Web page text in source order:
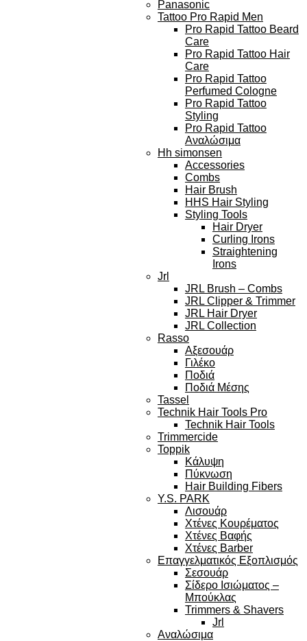
Panasonic
Tattoo Pro Rapid Men
Pro Rapid Tattoo Beard
Care
Pro Rapid Tattoo Hair
Care
Pro Rapid Tattoo
Perfumed Cologne
Pro Rapid Tattoo
Styling
Pro Rapid Tattoo
Αναλώσιμα
Hh simonsen
Accessories
Combs
Hair Brush
HHS Hair Styling
Styling Tools
Hair Dryer
Curling Irons
Straightening
Irons
Jrl
JRL Brush – Combs
JRL Clipper & Trimmer
JRL Hair Dryer
JRL Collection
Rasso
Αξεσουάρ
Γιλέκο
Ποδιά
Ποδιά Μέσης
Tassel
Technik Hair Tools Pro
Technik Hair Tools
Trimmercide
Toppik
Κάλυψη
Πύκνωση
Hair Building Fibers
Y.S. PARK
Λισουάρ
Χτένες Κουρέματος
Χτένες Βαφής
Χτένες Barber
Επαγγελματικός Εξοπλισμός
Σεσουάρ
Σίδερο Ισιώματος –
Μπούκλας
Trimmers & Shavers
Jrl
Αναλώσιμα